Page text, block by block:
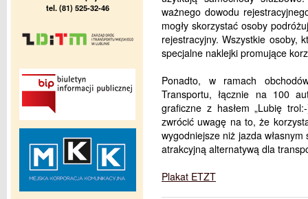
ważnego dowodu
mogły skorzystać osoby
rejestracyjny. Wszystkie osoby,
specjalne naklejki promujące
Ponadto, w ramach
Transportu, łącznie na 100
graficzne z hasłem „Lubię
zwrócić uwagę na to, że
wygodniejsze niż jazda
atrakcyjną alternatywą dla
Plakat ETZT
tel. (81) 525-32-46